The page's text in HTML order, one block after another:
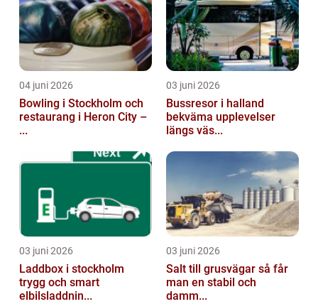
04 juni 2026
Bowling i Stockholm och
restaurang i Heron City –
...
03 juni 2026
Bussresor i halland
bekväma upplevelser
längs väs...
03 juni 2026
Laddbox i stockholm
trygg och smart
elbilsladdnin...
03 juni 2026
Salt till grusvägar så får
man en stabil och
damm...